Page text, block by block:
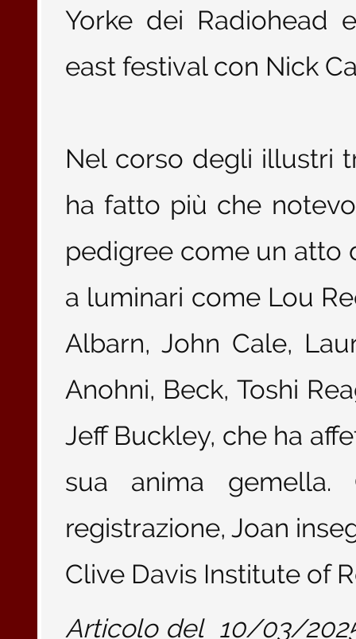
Yorke dei Radiohead
east festival con Nick
Nel corso degli illustri
ha fatto più che
pedigree come un atto
a luminari come Lou
Albarn, John Cale,
Anohni, Beck, Toshi
Jeff Buckley, che ha
sua anima
registrazione, Joan
Clive Davis Institute of
Articolo del 10/03/